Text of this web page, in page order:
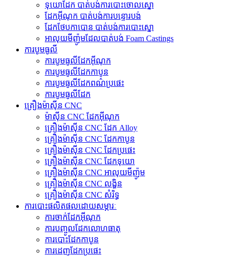
ទុយោដែក បាត់បង់ការបោះចោលស្នោ
ដែកអ៊ីណុក បាត់បង់ការបន្ទោរបង់
ដែកថែបកាបោន បាត់បង់ការបោះស្នោ
អាលុយមីញ៉ូមដែលបាត់បង់ Foam Castings
ការបូមធូលី
ការបូមធូលីដែកអ៊ីណុក
ការបូមធូលីដែកកាបូន
ការបូមធូលីដែកពណ៌ប្រផេះ
ការបូមធូលីដែក
គ្រឿងម៉ាស៊ីន CNC
ម៉ាស៊ីន CNC ដែកអ៊ីណុក
គ្រឿងម៉ាស៊ីន CNC ដែក Alloy
គ្រឿងម៉ាស៊ីន CNC ដែកកាបូន
គ្រឿងម៉ាស៊ីន CNC ដែកប្រផេះ
គ្រឿងម៉ាស៊ីន CNC ដែកទុយោ
គ្រឿងម៉ាស៊ីន CNC អាលុយមីញ៉ូម
គ្រឿងម៉ាស៊ីន CNC លង្ហិន
គ្រឿងម៉ាស៊ីន CNC សំរិទ្ធ
ការបោះផលិតផលដោយសម្ភារៈ
ការចាក់ដែកអ៊ីណុក
ការបញ្ចូលដែកលោហធាតុ
ការបោះដែកកាបូន
ការ​ដេញ​ដែក​ប្រផេះ